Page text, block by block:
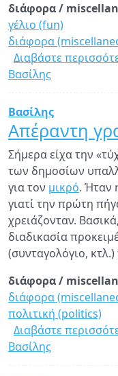
διάφορα /
γέλιο (fun)
διάφορα
Διαβάστε
Βασίλης
Βασίλης
Απέραντη
Σήμερα είχα την
των δημοσίων
για τον μικρό. Ήταν
γιατί την πρώτη
χρειάζονταν.
διαδικασία
(συνταγολόγιο,
διάφορα /
διάφορα
πολιτική (politics)
Διαβάστε
Βασίλης